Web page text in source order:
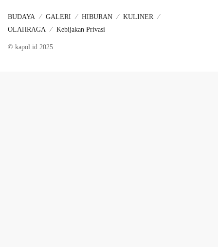
BUDAYA GALERI HIBURAN
KULINER
OLAHRAGA
Kebijakan Privasi
© kapol.id 2025